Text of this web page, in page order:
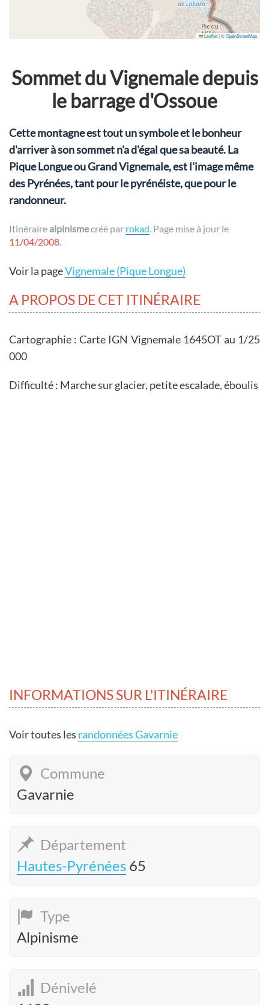
Leaflet|©OpenStreetMap
Sommet du Vignemale depuis
le barrage d'Ossoue
Cette montagne est tout un symbole et le bonheur
d'arriver à son sommet n'a d'égal que sa beauté. La
Pique Longue ou Grand Vignemale, est l'image même
des Pyrénées, tant pour le pyrénéiste, que pour le
randonneur.
Itinérairealpinismecréé par rokad. Page mise à jour le
11/04/2008.
Voir la pageVignemale (Pique Longue)
A PROPOS DE CET ITINÉRAIRE
Cartographie : Carte IGN Vignemale 1645OT au 1/25
000
Difficulté : Marche sur glacier, petite escalade, éboulis
INFORMATIONS SUR L'ITINÉRAIRE
Voir toutes les randonnées Gavarnie
Commune
Gavarnie
Département
Hautes-Pyrénées 65
Type
Alpinisme
Dénivelé